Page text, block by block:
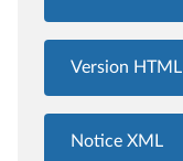
Version HTML
Notice XML